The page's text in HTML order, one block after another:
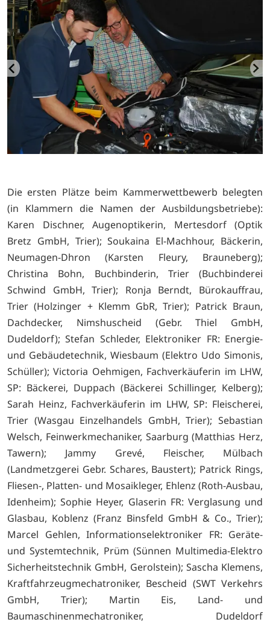
Die ersten Plätze beim Kammerwettbewerb belegten
(in Klammern die Namen der Ausbildungsbetriebe):
Karen Dischner, Augenoptikerin, Mertesdorf (Optik
Bretz GmbH, Trier); Soukaina El-Machhour, Bäckerin,
Neumagen-Dhron (Karsten Fleury, Brauneberg);
Christina Bohn, Buchbinderin, Trier (Buchbinderei
Schwind GmbH, Trier); Ronja Berndt, Bürokauffrau,
Trier (Holzinger + Klemm GbR, Trier); Patrick Braun,
Dachdecker, Nimshuscheid (Gebr. Thiel GmbH,
Dudeldorf); Stefan Schleder, Elektroniker FR: Energie-
und Gebäudetechnik, Wiesbaum (Elektro Udo Simonis,
Schüller); Victoria Oehmigen, Fachverkäuferin im LHW,
SP: Bäckerei, Duppach (Bäckerei Schillinger, Kelberg);
Sarah Heinz, Fachverkäuferin im LHW, SP: Fleischerei,
Trier (Wasgau Einzelhandels GmbH, Trier); Sebastian
Welsch, Feinwerkmechaniker, Saarburg (Matthias Herz,
Tawern); Jammy Grevé, Fleischer, Mülbach
(Landmetzgerei Gebr. Schares, Baustert); Patrick Rings,
Fliesen-, Platten- und Mosaikleger, Ehlenz (Roth-Ausbau,
Idenheim); Sophie Heyer, Glaserin FR: Verglasung und
Glasbau, Koblenz (Franz Binsfeld GmbH & Co., Trier);
Marcel Gehlen, Informationselektroniker FR: Geräte-
und Systemtechnik, Prüm (Sünnen Multimedia-Elektro
Sicherheitstechnik GmbH, Gerolstein); Sascha Klemens,
Kraftfahrzeugmechatroniker, Bescheid (SWT Verkehrs
GmbH, Trier); Martin Eis, Land- und
Baumaschinenmechatroniker, Dudeldorf